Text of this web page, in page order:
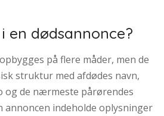
en dødsannonce?
på flere måder, men de
struktur med afdødes navn,
og de nærmeste pårørendes
annoncen indeholde oplysninger